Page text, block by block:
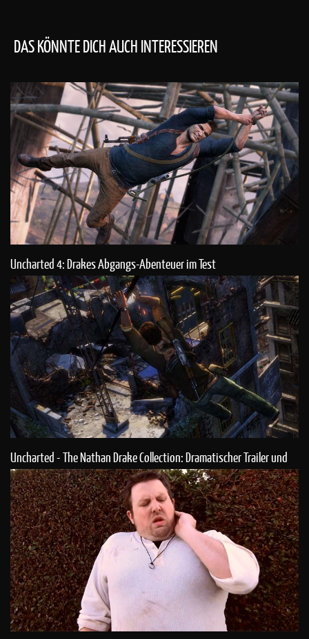
DAS KÖNNTE DICH AUCH INTERESSIEREN
Uncharted 4: Drakes Abgangs-Abenteuer im Test
Uncharted - The Nathan Drake Collection: Dramatischer Trailer und
Infos